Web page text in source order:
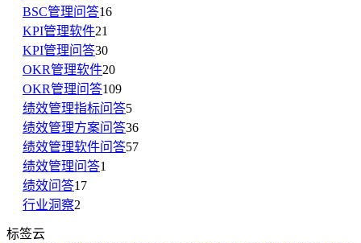
BSC管理问答16
KPI管理软件21
KPI管理问答30
OKR管理软件20
OKR管理问答109
绩效管理指标问答5
绩效管理方案问答36
绩效管理软件问答57
绩效管理问答1
绩效问答17
行业洞察2
标签云